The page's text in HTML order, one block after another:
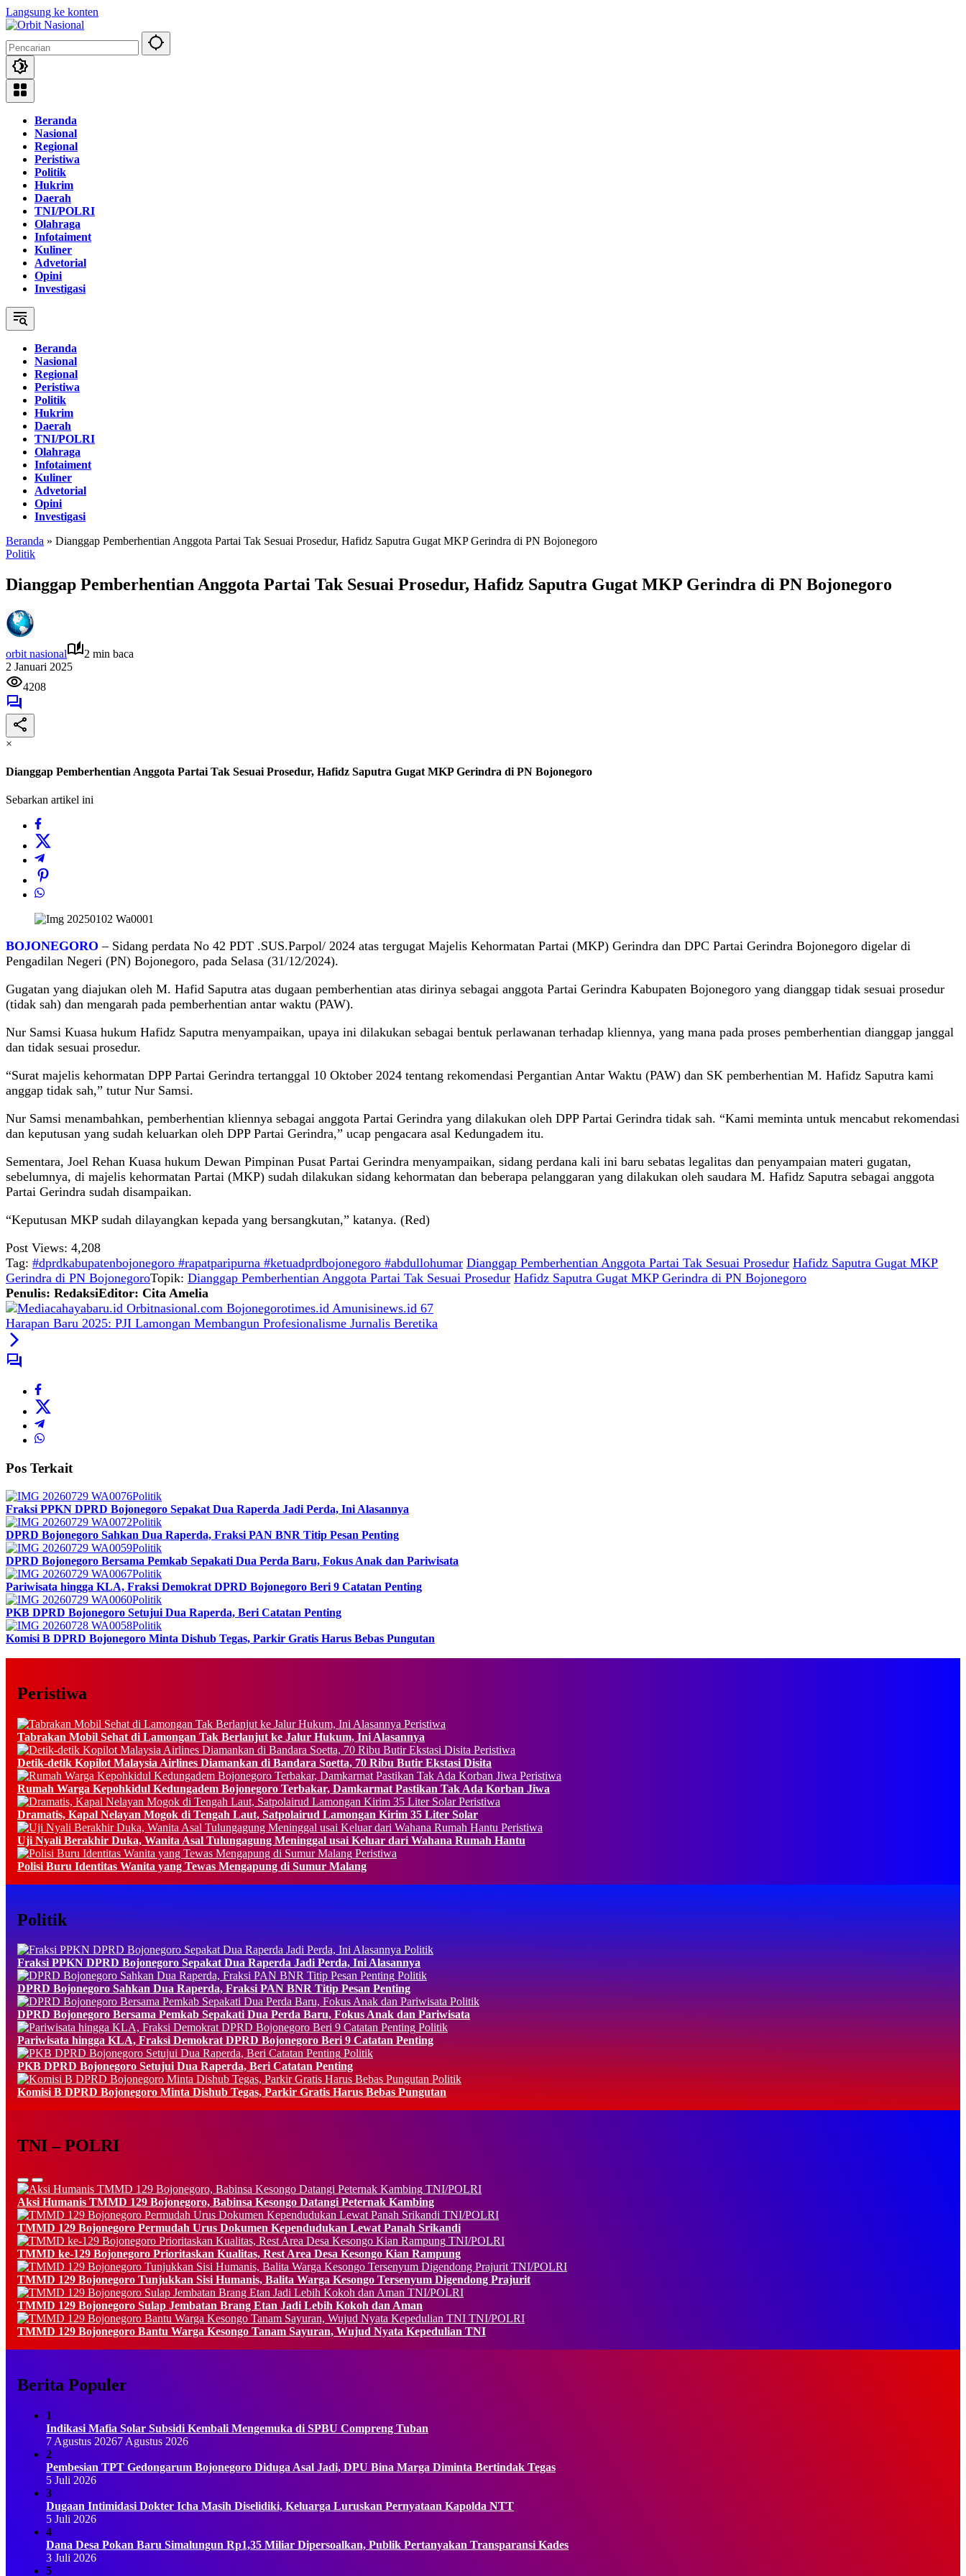
Langsung ke konten
Beranda
Nasional
Regional
Peristiwa
Politik
Hukrim
Daerah
TNI/POLRI
Olahraga
Infotaiment
Kuliner
Advetorial
Opini
Investigasi
Beranda
Nasional
Regional
Peristiwa
Politik
Hukrim
Daerah
TNI/POLRI
Olahraga
Infotaiment
Kuliner
Advetorial
Opini
Investigasi
Beranda » Dianggap Pemberhentian Anggota Partai Tak Sesuai Prosedur, Hafidz Saputra Gugat MKP Gerindra di PN Bojonegoro
Politik
Dianggap Pemberhentian Anggota Partai Tak Sesuai Prosedur, Hafidz Saputra Gugat MKP Gerindra di PN Bojonegoro
orbit nasional
2 min baca
2 Januari 2025
4208
×
Dianggap Pemberhentian Anggota Partai Tak Sesuai Prosedur, Hafidz Saputra Gugat MKP Gerindra di PN Bojonegoro
Sebarkan artikel ini
BOJONEGORO – Sidang perdata No 42 PDT .SUS.Parpol/ 2024 atas tergugat Majelis Kehormatan Partai (MKP) Gerindra dan DPC Partai Gerindra Bojonegoro digelar di
Pengadilan Negeri (PN) Bojonegoro, pada Selasa (31/12/2024).
Gugatan yang diajukan oleh M. Hafid Saputra atas dugaan pemberhentian atas dirinya sebagai anggota Partai Gerindra Kabupaten Bojonegoro yang dianggap tidak sesuai prosedur
(tidak sah) dan mengarah pada pemberhentian antar waktu (PAW).
Nur Samsi Kuasa hukum Hafidz Saputra menyampaikan, upaya ini dilakukan sebagai bentuk perlawanan terhadap kliennya, yang mana pada proses pemberhentian dianggap janggal
dan tidak sesuai prosedur.
“Surat majelis kehormatan DPP Partai Gerindra tertanggal 10 Oktober 2024 tentang rekomendasi Pergantian Antar Waktu (PAW) dan SK pemberhentian M. Hafidz Saputra kami
anggap tidak sah,” tutur Nur Samsi.
Nur Samsi menambahkan, pemberhentian kliennya sebagai anggota Partai Gerindra yang dilakukan oleh DPP Partai Gerindra tidak sah. “Kami meminta untuk mencabut rekomendasi
dan keputusan yang sudah keluarkan oleh DPP Partai Gerindra,” ucap pengacara asal Kedungadem itu.
Sementara, Joel Rehan Kuasa hukum Dewan Pimpinan Pusat Partai Gerindra menyampaikan, sidang perdana kali ini baru sebatas legalitas dan penyampaian materi gugatan,
sebelumnya, di majelis kehormatan Partai (MKP) sudah dilakukan sidang kehormatan dan beberapa pelanggaran yang dilakukan oleh saudara M. Hafidz Saputra sebagai anggota
Partai Gerindra sudah disampaikan.
“Keputusan MKP sudah dilayangkan kepada yang bersangkutan,” katanya. (Red)
Post Views: 4,208
Tag: #dprdkabupatenbojonegoro #rapatparipurna #ketuadprdbojonegoro #abdullohumar Dianggap Pemberhentian Anggota Partai Tak Sesuai Prosedur Hafidz Saputra Gugat MKP
Gerindra di PN BojonegoroTopik: Dianggap Pemberhentian Anggota Partai Tak Sesuai Prosedur Hafidz Saputra Gugat MKP Gerindra di PN Bojonegoro
Penulis: RedaksiEditor: Cita Amelia
Harapan Baru 2025: PJI Lamongan Membangun Profesionalisme Jurnalis Beretika
Pos Terkait
Politik
Fraksi PPKN DPRD Bojonegoro Sepakat Dua Raperda Jadi Perda, Ini Alasannya
Politik
DPRD Bojonegoro Sahkan Dua Raperda, Fraksi PAN BNR Titip Pesan Penting
Politik
DPRD Bojonegoro Bersama Pemkab Sepakati Dua Perda Baru, Fokus Anak dan Pariwisata
Politik
Pariwisata hingga KLA, Fraksi Demokrat DPRD Bojonegoro Beri 9 Catatan Penting
Politik
PKB DPRD Bojonegoro Setujui Dua Raperda, Beri Catatan Penting
Politik
Komisi B DPRD Bojonegoro Minta Dishub Tegas, Parkir Gratis Harus Bebas Pungutan
Peristiwa
Peristiwa
Tabrakan Mobil Sehat di Lamongan Tak Berlanjut ke Jalur Hukum, Ini Alasannya
Peristiwa
Detik-detik Kopilot Malaysia Airlines Diamankan di Bandara Soetta, 70 Ribu Butir Ekstasi Disita
Peristiwa
Rumah Warga Kepohkidul Kedungadem Bojonegoro Terbakar, Damkarmat Pastikan Tak Ada Korban Jiwa
Peristiwa
Dramatis, Kapal Nelayan Mogok di Tengah Laut, Satpolairud Lamongan Kirim 35 Liter Solar
Peristiwa
Uji Nyali Berakhir Duka, Wanita Asal Tulungagung Meninggal usai Keluar dari Wahana Rumah Hantu
Peristiwa
Polisi Buru Identitas Wanita yang Tewas Mengapung di Sumur Malang
Politik
Politik
Fraksi PPKN DPRD Bojonegoro Sepakat Dua Raperda Jadi Perda, Ini Alasannya
Politik
DPRD Bojonegoro Sahkan Dua Raperda, Fraksi PAN BNR Titip Pesan Penting
Politik
DPRD Bojonegoro Bersama Pemkab Sepakati Dua Perda Baru, Fokus Anak dan Pariwisata
Politik
Pariwisata hingga KLA, Fraksi Demokrat DPRD Bojonegoro Beri 9 Catatan Penting
Politik
PKB DPRD Bojonegoro Setujui Dua Raperda, Beri Catatan Penting
Politik
Komisi B DPRD Bojonegoro Minta Dishub Tegas, Parkir Gratis Harus Bebas Pungutan
TNI – POLRI
TNI/POLRI
Aksi Humanis TMMD 129 Bojonegoro, Babinsa Kesongo Datangi Peternak Kambing
TNI/POLRI
TMMD 129 Bojonegoro Permudah Urus Dokumen Kependudukan Lewat Panah Srikandi
TNI/POLRI
TMMD ke-129 Bojonegoro Prioritaskan Kualitas, Rest Area Desa Kesongo Kian Rampung
TNI/POLRI
TMMD 129 Bojonegoro Tunjukkan Sisi Humanis, Balita Warga Kesongo Tersenyum Digendong Prajurit
TNI/POLRI
TMMD 129 Bojonegoro Sulap Jembatan Brang Etan Jadi Lebih Kokoh dan Aman
TNI/POLRI
TMMD 129 Bojonegoro Bantu Warga Kesongo Tanam Sayuran, Wujud Nyata Kepedulian TNI
Berita Populer
1
Indikasi Mafia Solar Subsidi Kembali Mengemuka di SPBU Compreng Tuban
7 Agustus 20267 Agustus 2026
2
Pembesian TPT Gedongarum Bojonegoro Diduga Asal Jadi, DPU Bina Marga Diminta Bertindak Tegas
5 Juli 2026
3
Dugaan Intimidasi Dokter Icha Masih Diselidiki, Keluarga Luruskan Pernyataan Kapolda NTT
5 Juli 2026
4
Dana Desa Pokan Baru Simalungun Rp1,35 Miliar Dipersoalkan, Publik Pertanyakan Transparansi Kades
3 Juli 2026
5